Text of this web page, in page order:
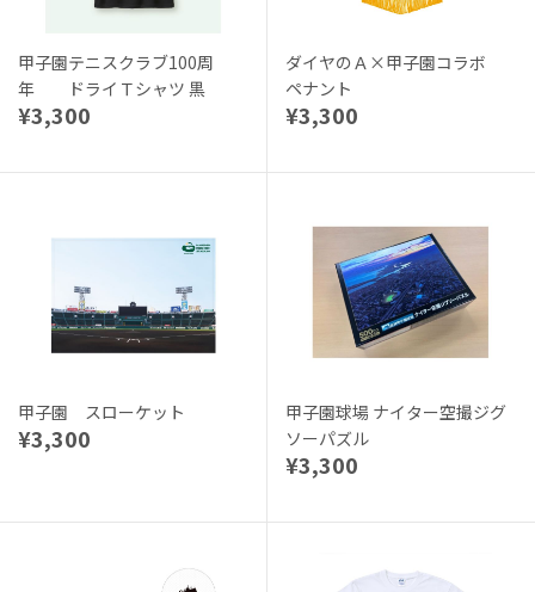
甲子園テニスクラブ100周
年 ドライＴシャツ 黒
¥3,300
ダイヤのＡ×甲子園コラボ
ペナント
¥3,300
甲子園 スローケット
¥3,300
甲子園球場 ナイター空撮ジグ
ソーパズル
¥3,300